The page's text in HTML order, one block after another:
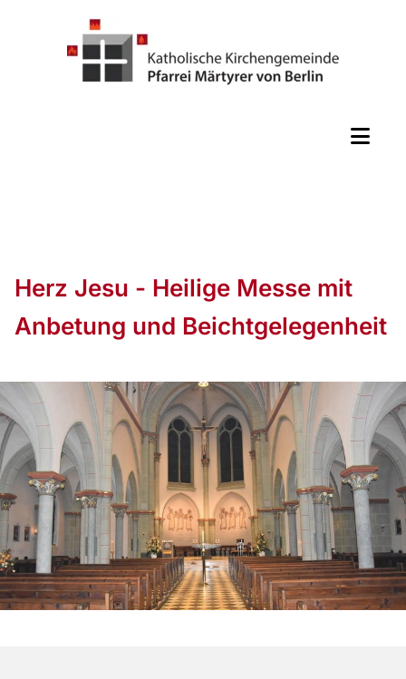
Herz Jesu - Heilige Messe mit
Anbetung und Beichtgelegenheit